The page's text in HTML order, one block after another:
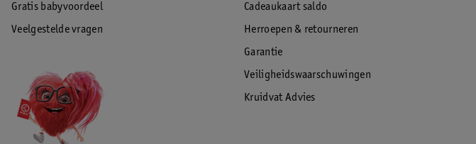
Gratis babyvoordeel
Veelgestelde vragen
Cadeaukaart saldo
Herroepen & retourneren
Garantie
Veiligheidswaarschuwingen
Kruidvat Advies